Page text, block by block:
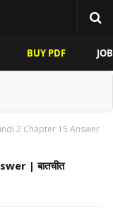
BUY PDF
2 Chapter 15 Answer
| बातचीत